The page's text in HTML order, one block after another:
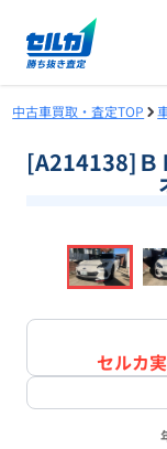
中古車買取・査定TOP
[A214138]
セルカ